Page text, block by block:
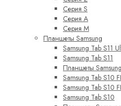
Серия S
Серия A
Серия M
Планшеты Samsung
Samsung Tab S11
Samsung Tab S11
Планшеты
Samsung Tab S10
Samsung Tab S10
Samsung Tab S10